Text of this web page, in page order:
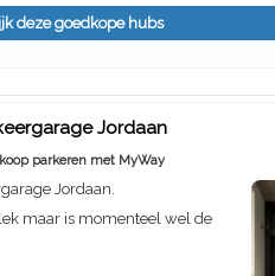
deze goedkope hubs
Jordaan
parkeren met MyWay
Jordaan.
maar is momenteel wel de